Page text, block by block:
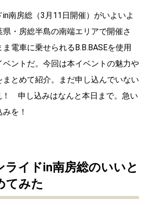
南房総（3月11日開催）がいよいよ
・房総半島の南端エリアで開催さ
電車に乗せられるB.B.BASEを使用
ベントだ。今回は本イベントの魅力や
とめて紹介。まだ申し込んでいない
！ 申し込みはなんと本日まで。急い
を！
ライドin南房総のいいと
てみた